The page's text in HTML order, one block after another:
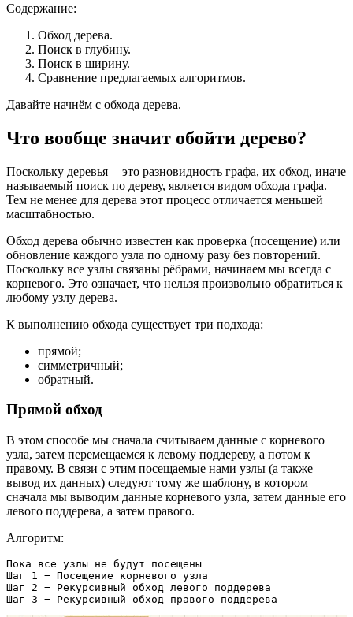
Содержание:
Обход дерева.
Поиск в глубину.
Поиск в ширину.
Сравнение предлагаемых алгоритмов.
Давайте начнём с обхода дерева.
Что вообще значит обойти дерево?
Поскольку деревья — это разновидность графа, их обход, иначе
называемый поиск по дереву, является видом обхода графа.
Тем не менее для дерева этот процесс отличается меньшей
масштабностью.
Обход дерева обычно известен как проверка (посещение) или
обновление каждого узла по одному разу без повторений.
Поскольку все узлы связаны рёбрами, начинаем мы всегда с
корневого. Это означает, что нельзя произвольно обратиться к
любому узлу дерева.
К выполнению обхода существует три подхода:
прямой;
симметричный;
обратный.
Прямой обход
В этом способе мы сначала считываем данные с корневого
узла, затем перемещаемся к левому поддереву, а потом к
правому. В связи с этим посещаемые нами узлы (а также
вывод их данных) следуют тому же шаблону, в котором
сначала мы выводим данные корневого узла, затем данные его
левого поддерева, а затем правого.
Алгоритм:
Пока все узлы не будут посещены
Шаг 1 − Посещение корневого узла
Шаг 2 − Рекурсивный обход левого поддерева
Шаг 3 − Рекурсивный обход правого поддерева